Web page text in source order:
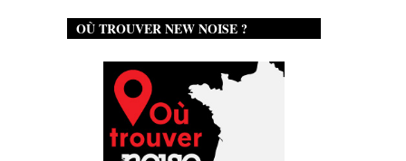
OÙ TROUVER NEW NOISE ?